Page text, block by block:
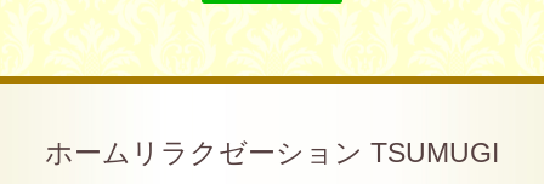
ホームリラクゼーション TSUMUGI